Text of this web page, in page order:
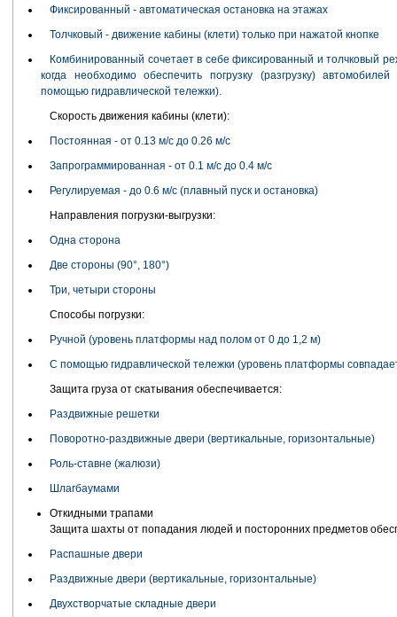
Фиксированный - автоматическая остановка на этажах
Толчковый - движение кабины (клети) только при нажатой кнопке
Комбинированный сочетает в себе фиксированный и толчковый
когда необходимо обеспечить погрузку (разгрузку)
помощью гидравлической тележки).
Скорость движения кабины (клети):
Постоянная - от 0.13 м/с до 0.26 м/с
Запрограммированная - от 0.1 м/с до 0.4 м/с
Регулируемая - до 0.6 м/с (плавный пуск и остановка)
Направления погрузки-выгрузки:
Одна сторона
Две стороны (90°, 180°)
Три, четыри стороны
Способы погрузки:
Ручной (уровень платформы над полом от 0 до 1,2 м)
С помощью гидравлической тележки (уровень платформы
Защита груза от скатывания обеспечивается:
Раздвижные решетки
Поворотно-раздвижные двери (вертикальные, горизонтальные)
Роль-ставне (жалюзи)
Шлагбаумами
Откидными трапами
Защита шахты от попадания людей и посторонних предметов
Распашные двери
Раздвижные двери (вертикальные, горизонтальные)
Двухстворчатые складные двери